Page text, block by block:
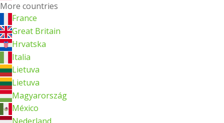
More countries
France
Great Britain
Hrvatska
Italia
Lietuva
Lietuva
Magyarország
México